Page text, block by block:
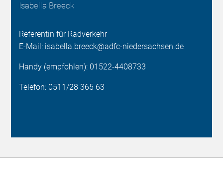
Isabella Breeck
Referentin für Radverkehr
E-Mail: isabella.breeck@adfc-niedersachsen.de
Handy (empfohlen): 01522-4408733
Telefon: 0511/28 365 63